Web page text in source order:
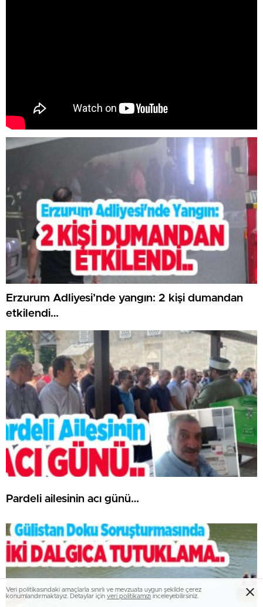
Erzurum Adliyesi’nde yangın: 2 kişi dumandan
etkilendi…
Pardeli ailesinin acı günü…
Veri politikasındaki amaçlarla sınırlı ve mevzuata uygun şekilde çerez
konumlandırmaktayız. Detaylar için veri politikamızı inceleyebilirsiniz.